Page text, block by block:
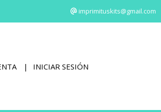
imprimituskits@gmail.com
INICIAR SESIÓN